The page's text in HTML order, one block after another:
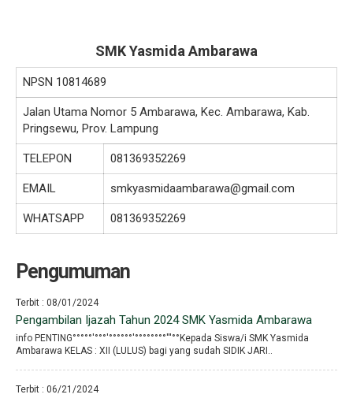
SMK Yasmida Ambarawa
NPSN 10814689
Jalan Utama Nomor 5 Ambarawa, Kec. Ambarawa, Kab.
Pringsewu, Prov. Lampung
TELEPON 081369352269
EMAIL smkyasmidaambarawa@gmail.com
WHATSAPP 081369352269
Pengumuman
Terbit : 08/01/2024
Pengambilan Ijazah Tahun 2024 SMK Yasmida Ambarawa
info PENTING°°°°°′°°°′°°°°°°′°°°°°°°°′′′°°Kepada Siswa/i SMK Yasmida
Ambarawa KELAS : XII (LULUS) bagi yang sudah SIDIK JARI..
Terbit : 06/21/2024